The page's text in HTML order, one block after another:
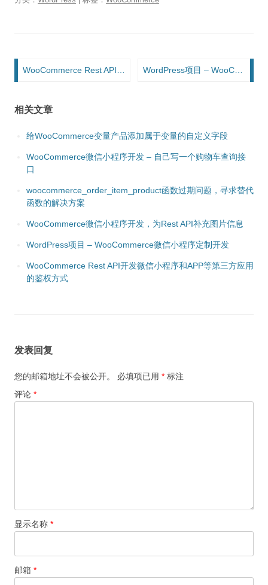
文章导航 WooCommerce Rest API开发微信小程序和APP等第三方应用的鉴权方式 WordPress项目 – WooCommerce微信小程序定制开发
相关文章
给WooCommerce变量产品添加属于变量的自定义字段
WooCommerce微信小程序开发 – 自己写一个购物车查询接
口
woocommerce_order_item_product函数过期问题，寻求替代
函数的解决方案
WooCommerce微信小程序开发，为Rest API补充图片信息
WordPress项目 – WooCommerce微信小程序定制开发
WooCommerce Rest API开发微信小程序和APP等第三方应用
的鉴权方式
发表回复
您的邮箱地址不会被公开。 必填项已用 * 标注
评论 *
显示名称 *
邮箱 *